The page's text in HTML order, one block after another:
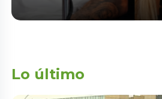
Lo último